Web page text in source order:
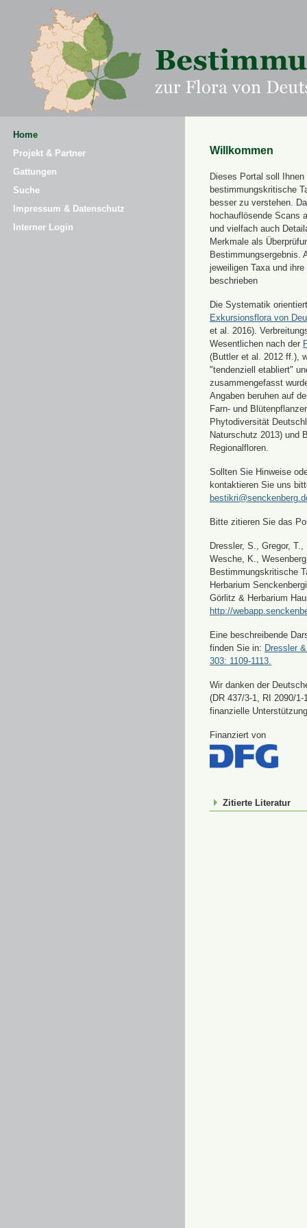
Home
Projekt & Partner
Gattungen
Suche
Impressum & Datenschutz
Interner Login
Willkommen
Dieses Portal soll Ihnen
bestimmungskritische
besser zu verstehen.
hochauflösende Scans
und vielfach auch
Merkmale als
Bestimmungsergebnis.
jeweiligen Taxa und
beschrieben
Die Systematik
Exkursionsflora von
et al. 2016).
Wesentlichen nach der
(Buttler et al. 2012 ff.),
"tendenziell etabliert"
zusammengefasst
Angaben beruhen auf
Farn- und
Phytodiversität
Naturschutz 2013) und
Regionalfloren.
Sollten Sie Hinweise
kontaktieren Sie uns
Bitte zitieren Sie das
Dressler, S., Gregor,
Wesche, K.,
Bestimmungskritische
Herbarium
Görlitz & Herbarium
http://
Eine beschreibende
finden Sie in: Dressler
303: 1109-1113.
Wir danken der
(DR 437/3-1, RI 2090/
finanzielle
Finanziert von
Zitierte Literatur